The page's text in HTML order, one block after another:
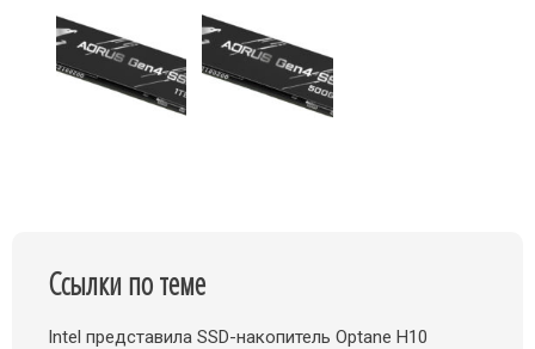
Ссылки по теме
Intel представила SSD-накопитель Optane H10